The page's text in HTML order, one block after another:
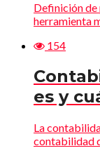
Definición de
herramienta
154
es y
La
contabilidad